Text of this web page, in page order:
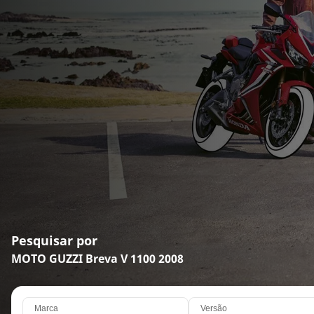
Pesquisar por
MOTO GUZZI Breva V 1100 2008
Marca Versão